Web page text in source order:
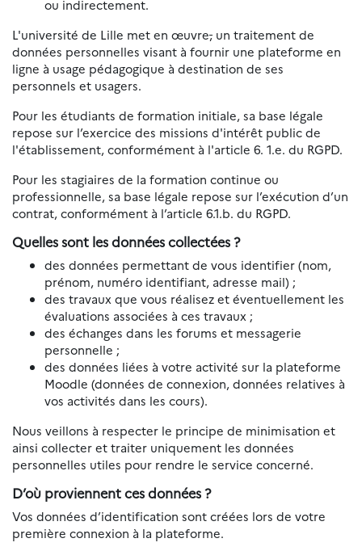
ou indirectement.
L'université de Lille met en œuvre, un traitement de
données personnelles visant à fournir une plateforme en
ligne à usage pédagogique à destination de ses
personnels et usagers.
Pour les étudiants de formation initiale, sa base légale
repose sur l’exercice des missions d'intérêt public de
l'établissement, conformément à l'article 6. 1.e. du RGPD.
Pour les stagiaires de la formation continue ou
professionnelle, sa base légale repose sur l’exécution d’un
contrat, conformément à l’article 6.1.b. du RGPD.
Quelles sont les données collectées ?
des données permettant de vous identifier (nom,
prénom, numéro identifiant, adresse mail) ;
des travaux que vous réalisez et éventuellement les
évaluations associées à ces travaux ;
des échanges dans les forums et messagerie
personnelle ;
des données liées à votre activité sur la plateforme
Moodle (données de connexion, données relatives à
vos activités dans les cours).
Nous veillons à respecter le principe de minimisation et
ainsi collecter et traiter uniquement les données
personnelles utiles pour rendre le service concerné.
D’où proviennent ces données ?
Vos données d’identification sont créées lors de votre
première connexion à la plateforme.